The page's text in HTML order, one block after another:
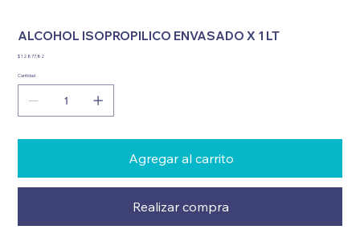
ALCOHOL ISOPROPILICO ENVASADO X 1 LT
Precio
$ 12.877,82
Cantidad
Agregar al carrito
Realizar compra